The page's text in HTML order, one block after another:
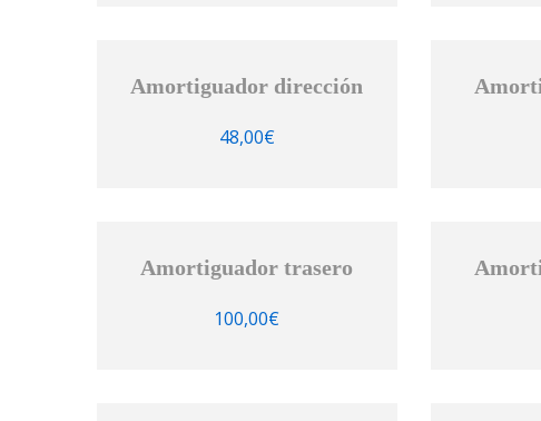
Amortiguador dirección
48,00€
Amortiguador trasero
100,00€